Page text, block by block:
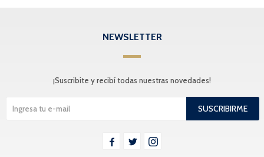
NEWSLETTER
¡Suscribite y recibí todas nuestras novedades!
SUSCRIBIRME
  